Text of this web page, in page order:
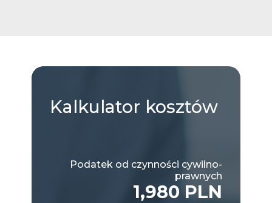
Kalkulator kosztów
Podatek od czynności cywilno-
prawnych
1,980 PLN